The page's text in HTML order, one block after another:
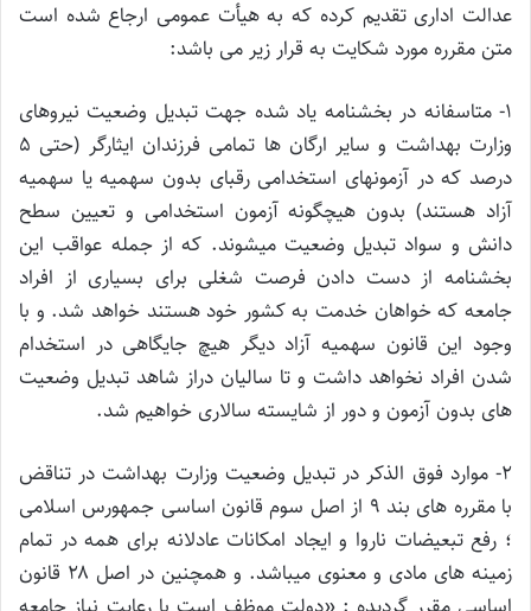
عدالت اداری تقدیم کرده که به هیأت عمومی ارجاع شده است
متن مقرره مورد شکایت به قرار زیر می باشد:
۱- متاسفانه در بخشنامه یاد شده جهت تبدیل وضعیت نیروهای
وزارت بهداشت و سایر ارگان ها تمامی فرزندان ایثارگر (حتی ۵
درصد که در آزمونهای استخدامی رقبای بدون سهمیه یا سهمیه
آزاد هستند) بدون هیچگونه آزمون استخدامی و تعیین سطح
دانش و سواد تبدیل وضعیت میشوند. که از جمله عواقب این
بخشنامه از دست دادن فرصت شغلی برای بسیاری از افراد
جامعه که خواهان خدمت به کشور خود هستند خواهد شد. و با
وجود این قانون سهمیه آزاد دیگر هیچ جایگاهی در استخدام
شدن افراد نخواهد داشت و تا سالیان دراز شاهد تبدیل وضعیت
های بدون آزمون و دور از شایسته سالاری خواهیم شد.
۲- موارد فوق الذکر در تبدیل وضعیت وزارت بهداشت در تناقض
با مقرره های بند ۹ از اصل سوم قانون اساسی جمهورس اسلامی
؛ رفع تبعیضات ناروا و ایجاد امکانات عادلانه برای همه در تمام
زمینه های مادی و معنوی میباشد. و همچنین در اصل ۲۸ قانون